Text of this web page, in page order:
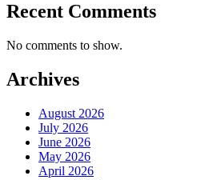
Recent Comments
No comments to show.
Archives
August 2026
July 2026
June 2026
May 2026
April 2026